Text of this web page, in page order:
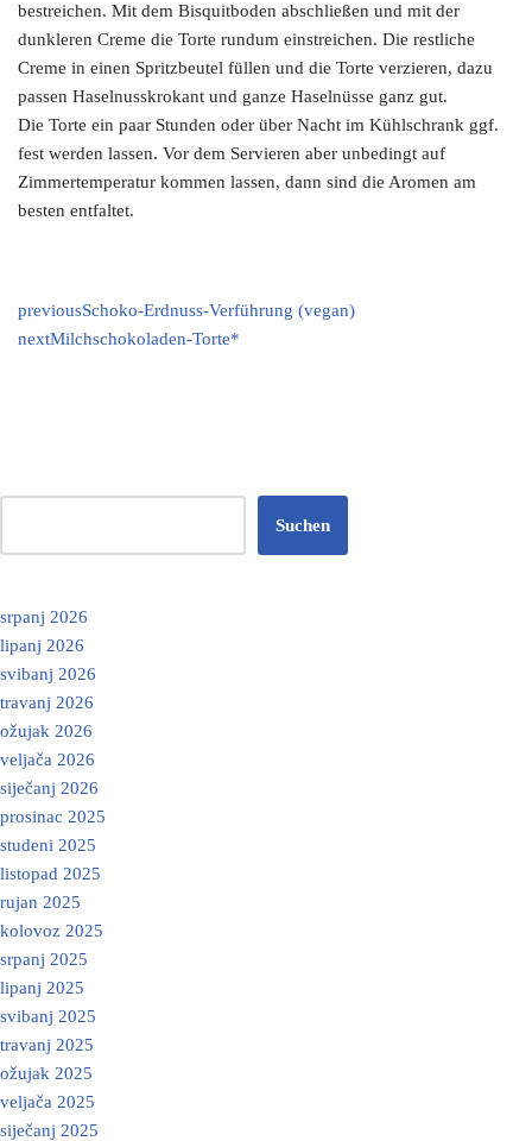
bestreichen. Mit dem Bisquitboden abschließen und mit der
dunkleren Creme die Torte rundum einstreichen. Die restliche
Creme in einen Spritzbeutel füllen und die Torte verzieren, dazu
passen Haselnusskrokant und ganze Haselnüsse ganz gut.
Die Torte ein paar Stunden oder über Nacht im Kühlschrank ggf.
fest werden lassen. Vor dem Servieren aber unbedingt auf
Zimmertemperatur kommen lassen, dann sind die Aromen am
besten entfaltet.
previousSchoko-Erdnuss-Verführung (vegan)
nextMilchschokoladen-Torte*
Suchen
srpanj 2026
lipanj 2026
svibanj 2026
travanj 2026
ožujak 2026
veljača 2026
siječanj 2026
prosinac 2025
studeni 2025
listopad 2025
rujan 2025
kolovoz 2025
srpanj 2025
lipanj 2025
svibanj 2025
travanj 2025
ožujak 2025
veljača 2025
siječanj 2025